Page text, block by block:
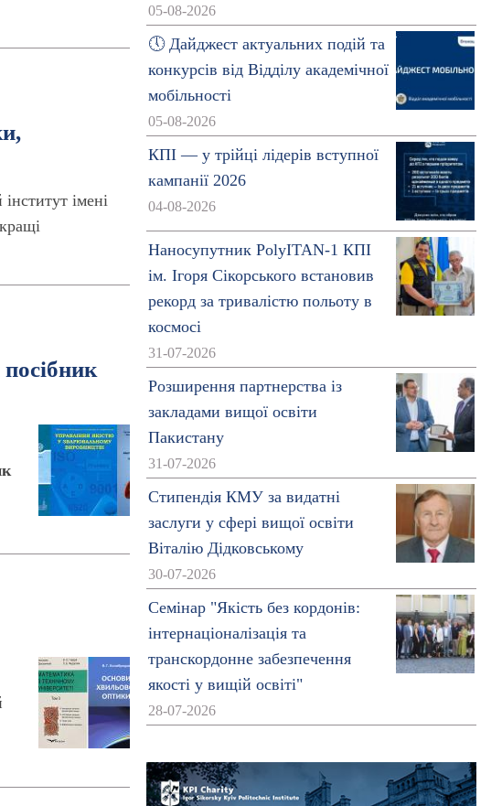
імені
05-08-2026
🕔 Дайджест актуальних подій та
конкурсів від Відділу академічної
мобільності
05-08-2026
КПІ — у трійці лідерів вступної
кампанії 2026
04-08-2026
Наносупутник PolyITAN-1 КПІ
ім. Ігоря Сікорського встановив
рекорд за тривалістю польоту в
космосі
31-07-2026
Розширення партнерства із
закладами вищої освіти
Пакистану
31-07-2026
Стипендія КМУ за видатні
заслуги у сфері вищої освіти
Віталію Дідковському
30-07-2026
Семінар "Якість без кордонів:
інтернаціоналізація та
транскордонне забезпечення
якості у вищій освіті"
28-07-2026